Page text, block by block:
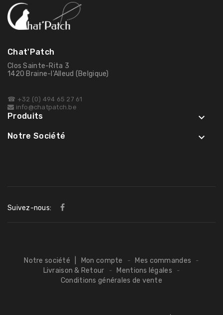
Chat'Patch
Clos Sainte-Rita 3
1420 Braine-l'Alleud (Belgique)
☎ +32 (0) 494 65 27 61
info@chatpatch.be
Produits 
Notre Société 
Suivez-nous:
Notre société Mon compte - Mes commandes -
Livraison & Retour - Mentions légales -
Conditions générales de vente